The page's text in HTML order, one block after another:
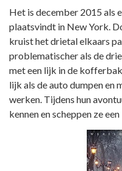
Het is december 2015 als
plaatsvindt in New York.
kruist het drietal elkaars
problematischer als de
met een lijk in de
lijk als de auto dumpen en
werken. Tijdens hun
kennen en scheppen ze een